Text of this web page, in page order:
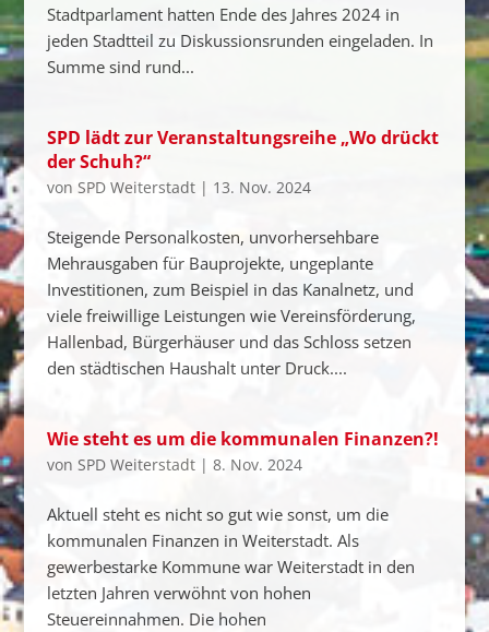
Stadtparlament hatten Ende des Jahres 2024 in
jeden Stadtteil zu Diskussionsrunden eingeladen. In
Summe sind rund...
SPD lädt zur Veranstaltungsreihe „Wo drückt
der Schuh?“
von SPD Weiterstadt| 13. Nov. 2024
Steigende Personalkosten, unvorhersehbare
Mehrausgaben für Bauprojekte, ungeplante
Investitionen, zum Beispiel in das Kanalnetz, und
viele freiwillige Leistungen wie Vereinsförderung,
Hallenbad, Bürgerhäuser und das Schloss setzen
den städtischen Haushalt unter Druck....
Wie steht es um die kommunalen Finanzen?!
von SPD Weiterstadt| 8. Nov. 2024
Aktuell steht es nicht so gut wie sonst, um die
kommunalen Finanzen in Weiterstadt. Als
gewerbestarke Kommune war Weiterstadt in den
letzten Jahren verwöhnt von hohen
Steuereinnahmen. Die hohen